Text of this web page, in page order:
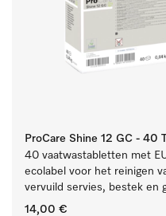
ProCare Shine 12 GC - 40
40 vaatwastabletten met
ecolabel voor het reinigen
vervuild servies, bestek en
14,00 €